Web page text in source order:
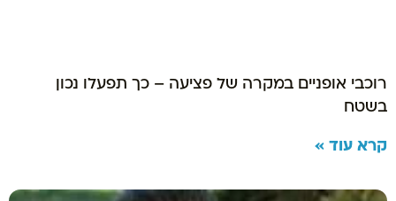
רוכבי אופניים במקרה של פציעה – כך תפעלו נכון
בשטח
קרא עוד »